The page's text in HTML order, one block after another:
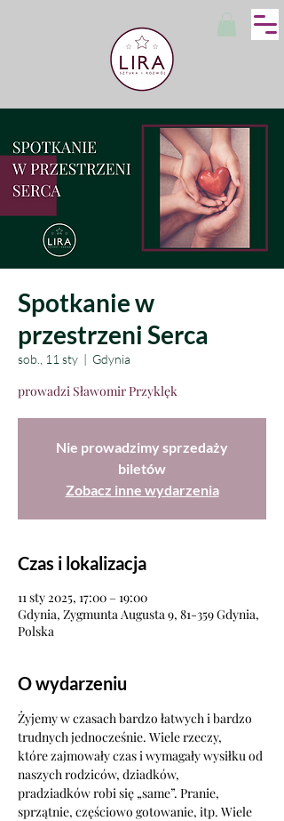
Spotkanie w
przestrzeni Serca
sob., 11 sty
  |
Gdynia
prowadzi Sławomir Przyklęk
Nie prowadzimy sprzedaży
biletów
Zobacz inne wydarzenia
Czas i lokalizacja
11 sty 2025, 17:00 – 19:00
Gdynia, Zygmunta Augusta 9, 81-359 Gdynia,
Polska
O wydarzeniu
Żyjemy w czasach bardzo łatwych i bardzo
trudnych jednocześnie. Wiele rzeczy,
które zajmowały czas i wymagały wysiłku od
naszych rodziców, dziadków,
pradziadków robi się „same”. Pranie,
sprzątnie, częściowo gotowanie, itp. Wiele